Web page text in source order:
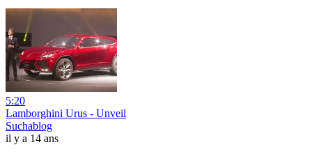
5:20
Lamborghini Urus - Unveil
Suchablog
il y a 14 ans